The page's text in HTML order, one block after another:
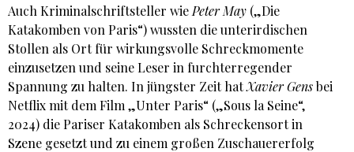
Auch Kriminalschriftsteller wie Peter May („Die
Katakomben von Paris“) wussten die unterirdischen
Stollen als Ort für wirkungsvolle Schreckmomente
einzusetzen und seine Leser in furchterregender
Spannung zu halten. In jüngster Zeit hatXavier Gensbei
Netflix mit dem Film „Unter Paris“ („Sous la Seine“,
2024) die Pariser Katakomben als Schreckensort in
Szene gesetzt und zu einem großen Zuschauererfolg